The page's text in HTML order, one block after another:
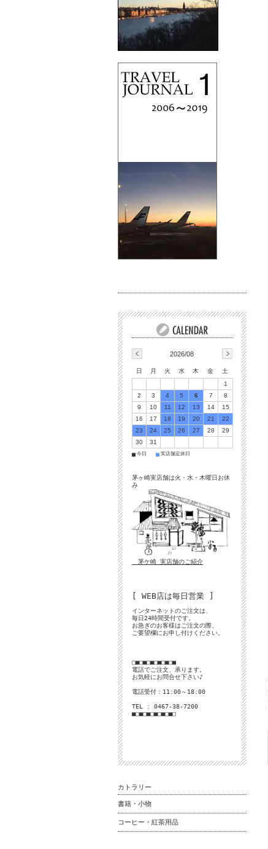
2026/08
日 月 火 水 木 金
土
1
2
3 4 5 6 7
8
9
10 11 12 13 14
15
16
17 18 19 20 21
22
23
24 25 26 27 28
29
30
31
■ 今日 ■ 実店舗定休日
茅ヶ崎実店舗は火・水・木曜日お休
み
茅ケ崎 実店舗のご紹介
[ WEB店は毎日営業 ]
インターネットのご注文は、
毎日24時間受付です。
お急ぎのお客様はご注文の際、
ご要望欄にお申し付けください。
□■□■□■□■□■□■
電話でご注文、承ります。
お気軽にお問合せ下さい♪
電話受付：11:00～18:00
TEL : 0467-38-7200
■□■□■□■□■□■□
カトラリー
書籍・小物
コーヒー・紅茶用品